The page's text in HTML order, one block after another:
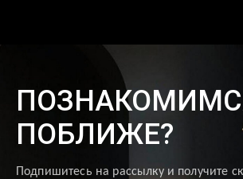
ПОБЛИЖЕ?
Подпишитесь на рассылку и получите